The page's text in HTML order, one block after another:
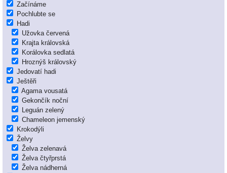
Začínáme
Pochlubte se
Hadi
Užovka červená
Krajta královská
Korálovka sedlatá
Hroznýš královský
Jedovatí hadi
Ještěři
Agama vousatá
Gekončík noční
Leguán zelený
Chameleon jemenský
Krokodýli
Želvy
Želva zelenavá
Želva čtyřprstá
Želva nádherná